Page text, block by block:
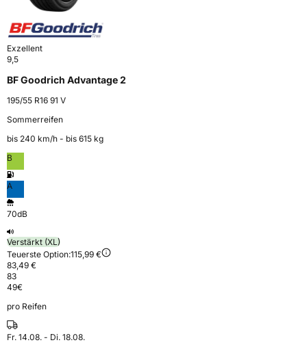
Exzellent
9,5
BF Goodrich Advantage 2
195/55 R16 91 V
Sommerreifen
bis 240 km⁠/⁠h - bis 615 kg
B
A
70dB
Verstärkt (XL)
Teuerste Option:115,99 €
83,49 €
83
49€
pro Reifen
Fr. 14.08. - Di. 18.08.